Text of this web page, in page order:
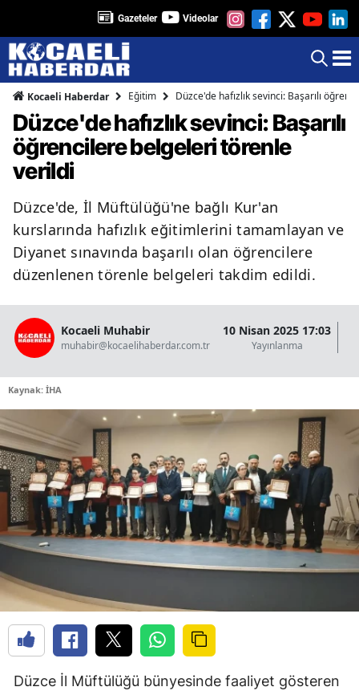
Gazeteler Videolar
Kocaeli Haberdar Eğitim Düzce'de hafızlık sevinci: Başarılı
Düzce'de hafızlık sevinci: Başarılı
öğrencilere belgeleri törenle
verildi
Düzce'de, İl Müftülüğü'ne bağlı Kur'an
kurslarında hafızlık eğitimlerini tamamlayan ve
Diyanet sınavında başarılı olan öğrencilere
düzenlenen törenle belgeleri takdim edildi.
Kocaeli Muhabir
muhabir@kocaelihaberdar.com.tr
10 Nisan 2025 17:03
Yayınlanma
Kaynak: İHA
Düzce İl Müftülüğü bünyesinde faaliyet gösteren